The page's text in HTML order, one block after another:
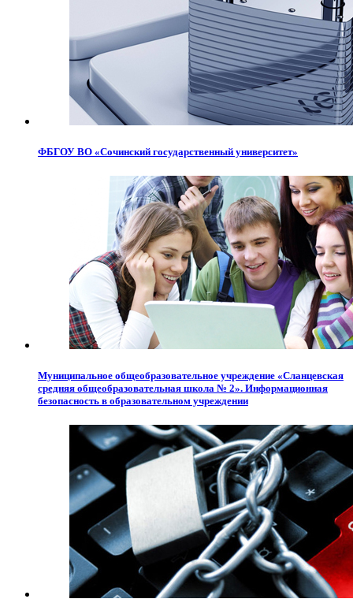
ФБГОУ ВО «Сочинский государственный университет»
Муниципальное общеобразовательное учреждение «Сланцевская
средняя общеобразовательная школа № 2». Информационная
безопасность в образовательном учреждении